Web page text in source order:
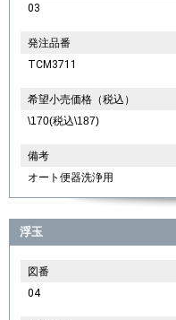
03
発注品番
TCM3711
希望小売価格（税込）
\170(税込\187)
備考
オート便器洗浄用
浮玉
図番
04